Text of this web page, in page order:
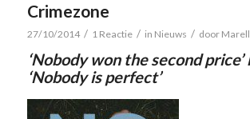
Crimezone
27/10/2014 / 1 Reactie / in Nieuws / door
‘Nobody won the second
‘Nobody is perfect’